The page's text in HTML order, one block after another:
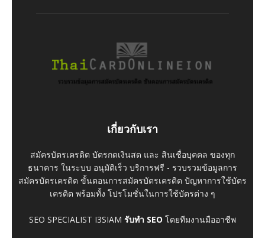
เกี่ยวกับเรา
สมัครบัตรเครดิต บัตรกดเงินสด และ สินเชื่อบุคคล ของทุก
ธนาคาร ในระบบ อนุมัติเร็ว บริการฟรี - รวบรวมข้อมูลการ
สมัครบัตรเครดิต ขั้นตอนการสมัครบัตรเครดิต ปัญหาการใช้บัตร
เครดิต พร้อมทั้ง โปรโมชั่นในการใช้บัตรต่าง ๆ
SEO SPECIALIST I3SIAM รับทำ SEO โดยทีมงานมืออาชีพ